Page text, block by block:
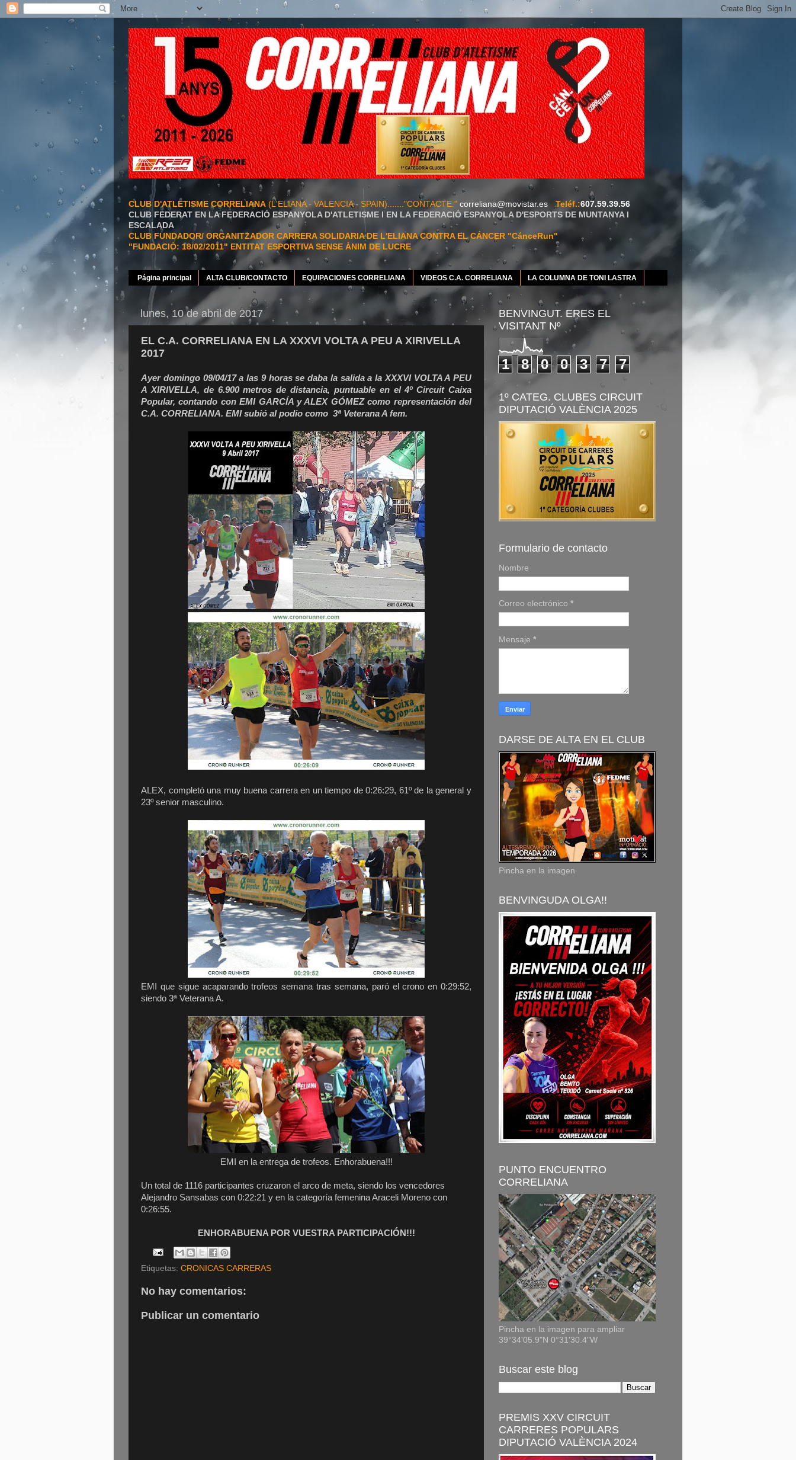
CLUB D'ATLETISME CORRELIANA (L'ELIANA - VALENCIA - SPAIN)......."CONTACTE:" correliana@movistar.es -Teléf.:607.59.39.56
CLUB FEDERAT EN LA FEDERACIÓ ESPANYOLA D'ATLETISME I EN LA FEDERACIÓ ESPANYOLA D'ESPORTS DE MUNTANYA I
ESCALADA
CLUB FUNDADOR/ ORGANITZADOR CARRERA SOLIDARIA DE L'ELIANA CONTRA EL CÁNCER "CánceRun"
"FUNDACIÓ: 18/02/2011" ENTITAT ESPORTIVA SENSE ÀNIM DE LUCRE
Página principal ALTA CLUB/CONTACTO EQUIPACIONES CORRELIANA VIDEOS C.A. CORRELIANA LA COLUMNA DE TONI LASTRA
lunes, 10 de abril de 2017
EL C.A. CORRELIANA EN LA XXXVI VOLTA A PEU A XIRIVELLA
2017
Ayer domingo 09/04/17 a las 9 horas se daba la salida a la XXXVI VOLTA A PEU
A XIRIVELLA, de 6.900 metros de distancia, puntuable en el 4º Circuit Caixa
Popular, contando con EMI GARCÍA y ALEX GÓMEZ como representación del
C.A. CORRELIANA. EMI subió al podio como 3ª Veterana A fem.
ALEX, completó una muy buena carrera en un tiempo de 0:26:29, 61º de la general y
23º senior masculino.
EMI que sigue acaparando trofeos semana tras semana, paró el crono en 0:29:52,
siendo 3ª Veterana A.
EMI en la entrega de trofeos. Enhorabuena!!!
Un total de 1116 participantes cruzaron el arco de meta, siendo los vencedores
Alejandro Sansabas con 0:22:21 y en la categoría femenina Araceli Moreno con
0:26:55.
ENHORABUENA POR VUESTRA PARTICIPACIÓN!!!
Etiquetas: CRONICAS CARRERAS
No hay comentarios:
Publicar un comentario
BENVINGUT. ERES EL
VISITANT Nº
1 8 0 0 3 7 7
1º CATEG. CLUBES CIRCUIT
DIPUTACIÓ VALÈNCIA 2025
Formulario de contacto
Nombre
Correo electrónico *
Mensaje *
DARSE DE ALTA EN EL CLUB
Pincha en la imagen
BENVINGUDA OLGA!!
PUNTO ENCUENTRO
CORRELIANA
Pincha en la imagen para ampliar
39°34'05.9"N 0°31'30.4"W
Buscar este blog
PREMIS XXV CIRCUIT
CARRERES POPULARS
DIPUTACIÓ VALÈNCIA 2024